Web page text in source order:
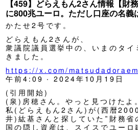
【459】どらえもん2さん情報【財
に800兆ユーロ。ただし口座の名義
かたせ2号です。
どらえもん2さんが、
衆議院議員選挙中の、いまのタ
きました。
https://x.com/
午前4:09 · 2024年10月19日
(引用開始)
(泉)房穂さん。やっと見つけたよ
私(どらえもん2さん)が(西暦
井)紘基さんと探していた”財務省
国の隠し資産は、スイスでユー